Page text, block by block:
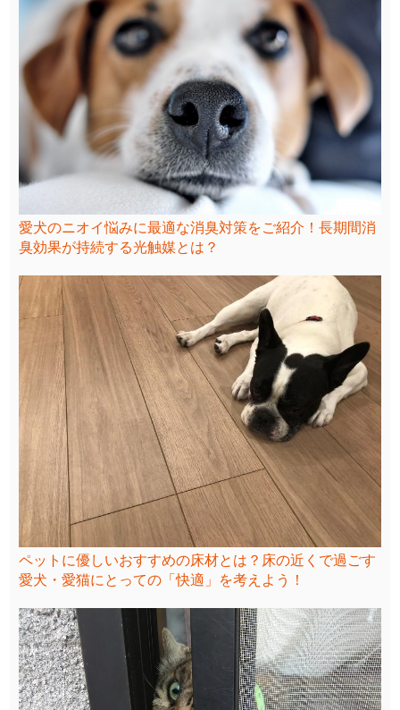
愛犬のニオイ悩みに最適な消臭対策をご紹介！長期間消
臭効果が持続する光触媒とは？
ペットに優しいおすすめの床材とは？床の近くで過ごす
愛犬・愛猫にとっての「快適」を考えよう！